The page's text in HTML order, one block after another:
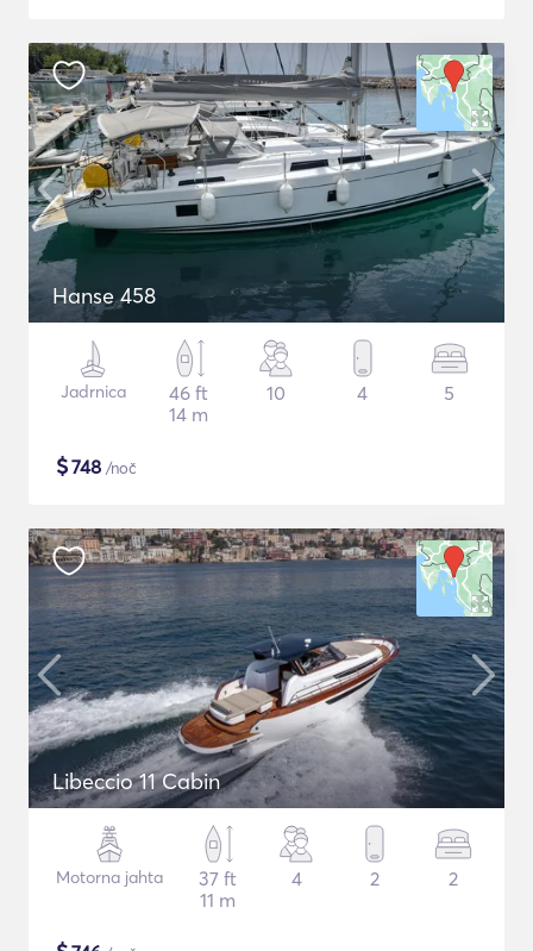
Hanse 458
Jadrnica
46 ft
14 m
10 4 5
$748 /noč
Libeccio 11 Cabin
Motorna jahta
37 ft
11 m
4 2 2